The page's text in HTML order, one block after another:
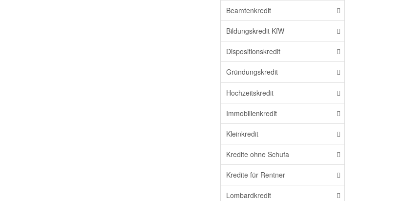
Beamtenkredit
Bildungskredit KfW
Dispositionskredit
Gründungskredit
Hochzeitskredit
Immobilienkredit
Kleinkredit
Kredite ohne Schufa
Kredite für Rentner
Lombardkredit